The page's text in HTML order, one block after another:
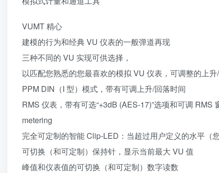
VUMT 精心
建模的行为和经典 VU 仪表的一般弹道再现
三种不同的 VU 实现可供选择，
以匹配您熟悉的您最喜欢的模拟 VU 仪表，可调整的上
PPM DIN（I 型）模式，带有可调上升/回落时间
RMS 仪表，带有可选“+3dB (AES-17)”选项和可调
metering
完全可定制的智能 Clip-LED：当超过用户定义的水平（
可切换（和可定制）保持针，显示当前最大 VU 值
峰值和仪表值的可切换（和可定制）数字读数